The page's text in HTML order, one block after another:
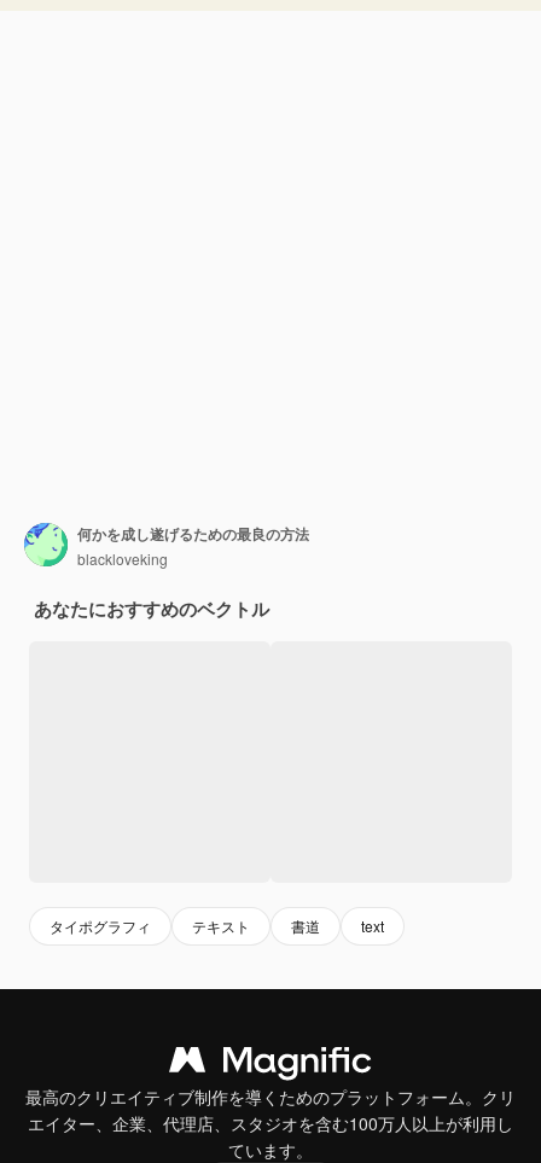
何かを成し遂げるための最良の方法
blackloveking
あなたにおすすめのベクトル
タイポグラフィ テキスト 書道 text
最高のクリエイティブ制作を導くためのプラットフォーム。クリ
エイター、企業、代理店、スタジオを含む100万人以上が利用し
ています。